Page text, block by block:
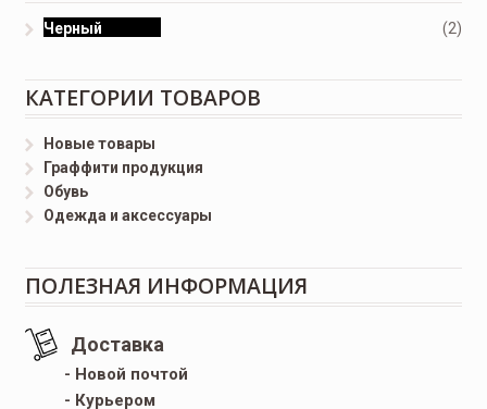
Черный (2)
КАТЕГОРИИ ТОВАРОВ
Новые товары
Граффити продукция
Обувь
Одежда и аксессуары
ПОЛЕЗНАЯ ИНФОРМАЦИЯ
Доставка
- Новой почтой
- Курьером